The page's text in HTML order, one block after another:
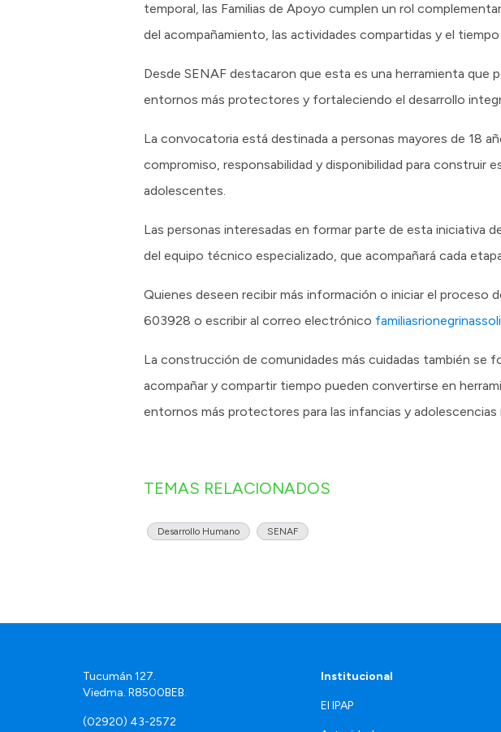
temporal, las Familias de Apoyo cumplen un rol
del acompañamiento, las actividades compartidas y el
Desde SENAF destacaron que esta es una herramienta que
entornos más protectores y fortaleciendo el desarrollo
La convocatoria está destinada a personas mayores de 18
compromiso, responsabilidad y disponibilidad para construir
adolescentes.
Las personas interesadas en formar parte de esta iniciativa
del equipo técnico especializado, que acompañará cada
Quienes deseen recibir más información o iniciar el
603928 o escribir al correo electrónico
La construcción de comunidades más cuidadas también
acompañar y compartir tiempo pueden convertirse en
entornos más protectores para las infancias y adolescencias
TEMAS RELACIONADOS
Desarrollo Humano SENAF
Tucumán 127.
Viedma. R8500BEB.
(02920) 43-2572
Institucional
El IPAP